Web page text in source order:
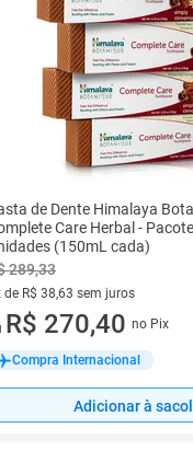
de Dente Himalaya
Care Herbal -
(150mL cada)
289,33
de R$ 38,63 sem juros
vez de R$ 38,63 sem juros
R$ 270,40 no Pix
Compra Internacional
Adicionar à